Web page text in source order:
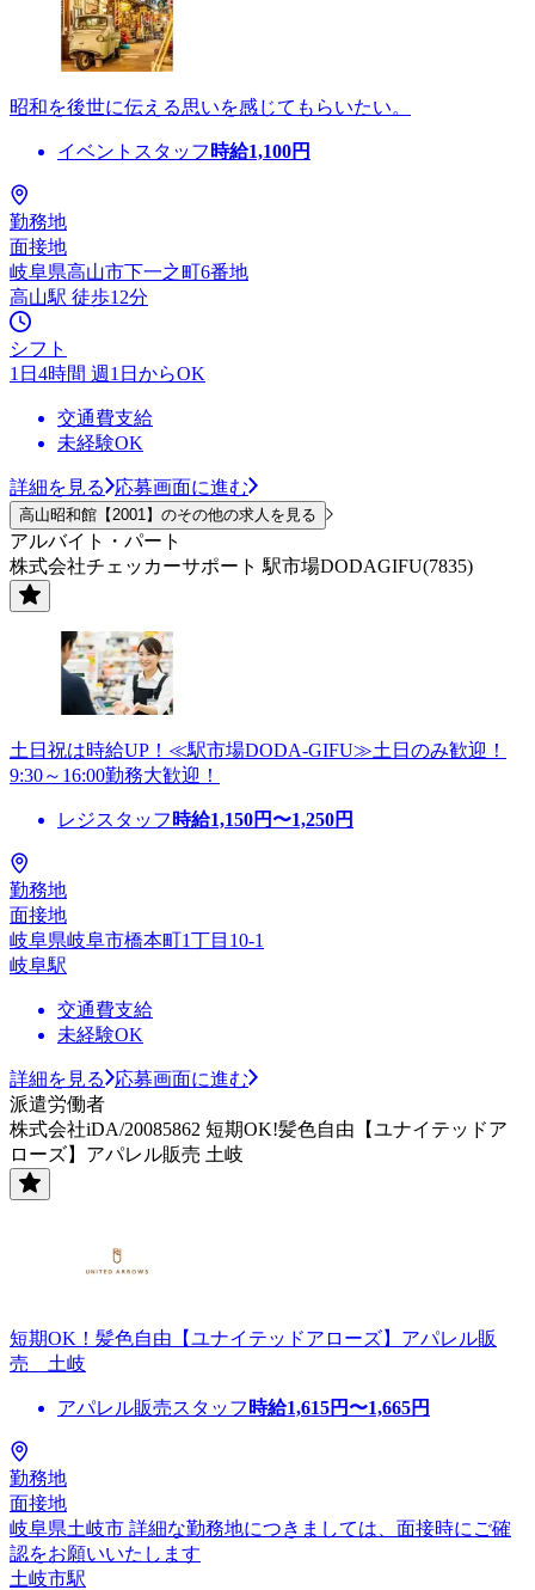
昭和を後世に伝える思いを感じてもらいたい。
イベントスタッフ 時給1,100円
勤務地
面接地
岐阜県高山市下一之町6番地
高山駅 徒歩12分
シフト
1日4時間 週1日からOK
交通費支給
未経験OK
詳細を見る 応募画面に進む
高山昭和館【2001】のその他の求人を見る
アルバイト・パート
株式会社チェッカーサポート 駅市場DODAGIFU(7835)
土日祝は時給UP！≪駅市場DODA-GIFU≫土日のみ歓迎！
9:30～16:00勤務大歓迎！
レジスタッフ 時給1,150円〜1,250円
勤務地
面接地
岐阜県岐阜市橋本町1丁目10-1
岐阜駅
交通費支給
未経験OK
詳細を見る
応募画面に進む
派遣労働者
株式会社iDA/20085862 短期OK!髪色自由【ユナイテッドア
ローズ】アパレル販売 土岐
短期OK！髪色自由【ユナイテッドアローズ】アパレル販
売 土岐
アパレル販売スタッフ 時給1,615円〜1,665円
勤務地
面接地
岐阜県土岐市 詳細な勤務地につきましては、面接時にご確
認をお願いいたします
土岐市駅